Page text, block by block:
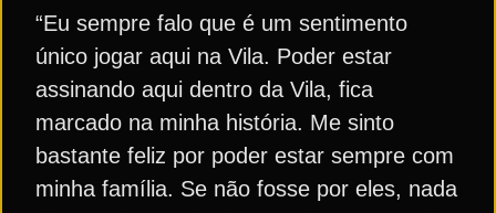
“Eu sempre falo que é um sentimento
único jogar aqui na Vila. Poder estar
assinando aqui dentro da Vila, fica
marcado na minha história. Me sinto
bastante feliz por poder estar sempre com
minha família. Se não fosse por eles, nada